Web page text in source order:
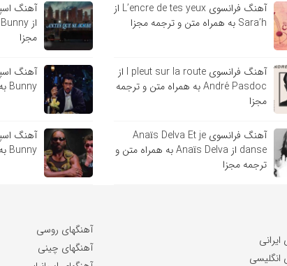
آهنگ فرانسوی L’encre de tes yeux از
Sara’h به همراه متن و ترجمه مجزا
آهنگ فرانسوی l pleut sur la route از
André Pasdoc به همراه متن و ترجمه
مجزا
آهنگ فرانسوی Anaïs Delva Et je
danse از Anaïs Delva به همراه متن و
ترجمه مجزا
مجزا
Bunny به همراه متن و ترجمه مجزا
Bunny به همراه متن و ترجمه مجزا
انگلیسی
آهنگهای روسی
آهنگهای چینی